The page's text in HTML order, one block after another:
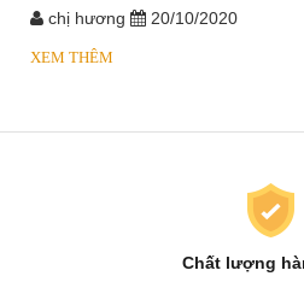
chị hương 20/10/2020
XEM THÊM
Chất lượng